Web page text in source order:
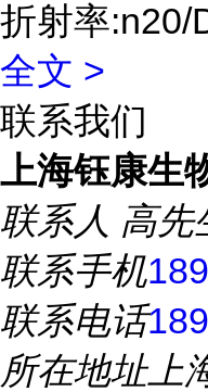
折射率:n20/
全文 >
联系我们
上海钰康生
联系人 高先
联系手机
联系电话
所在地址上